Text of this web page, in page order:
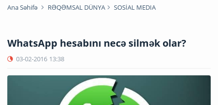
Ana Səhifə RƏQƏMSAL DÜNYA SOSİAL MEDIA
WhatsApp hesabını necə silmək olar?
03-02-2016 13:38